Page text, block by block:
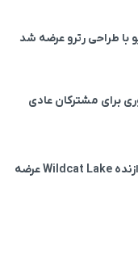
برای مشترکان عادی
مینی‌پی‌سی جدید لنوو با پردازنده Wildcat Lake عرضه